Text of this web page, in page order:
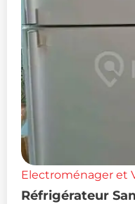
Electroménager et
Réfrigérateur